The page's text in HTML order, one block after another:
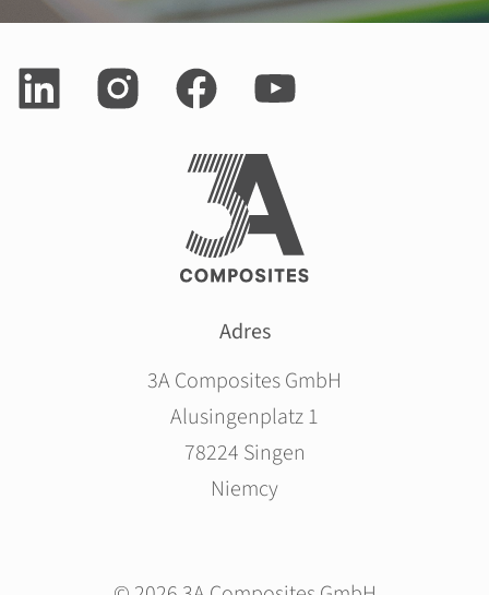
Adres
3A Composites GmbH
Alusingenplatz 1
78224 Singen
Niemcy